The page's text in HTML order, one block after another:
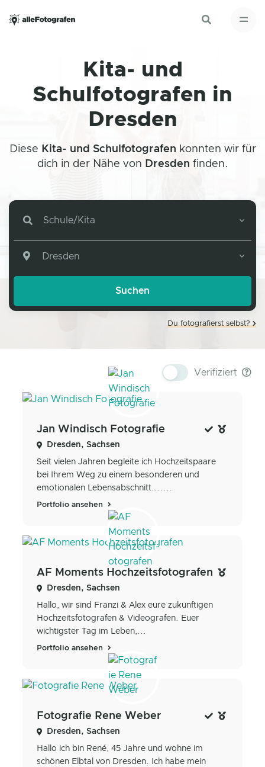
Kita- und
Schulfotografen in
Dresden
Diese Kita- und Schulfotografen konnten wir für
dich in der Nähe von Dresden finden.
Schule/Kita
Dresden
Du fotografierst selbst?
Verifiziert
Jan Windisch Fotografie
Dresden, Sachsen
Seit vielen Jahren begleite ich Hochzeitspaare
bei Ihrem Weg zu einem besonderen und
emotionalen Lebensabschnitt.......
Portfolio ansehen
AF Moments Hochzeitsfotografen
Dresden, Sachsen
Hallo, wir sind Franzi & Alex eure zukünftigen
Hochzeitsfotografen & Videografen. Euer
wichtigster Tag im Leben,...
Portfolio ansehen
Fotografie Rene Weber
Dresden, Sachsen
Hallo ich bin René, 45 Jahre und wohne im
schönen Elbtal von Dresden. Ich habe mein